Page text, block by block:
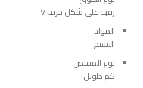
رقبة على شكل حرف V
المواد
النسيج
نوع المقبض
كم طويل